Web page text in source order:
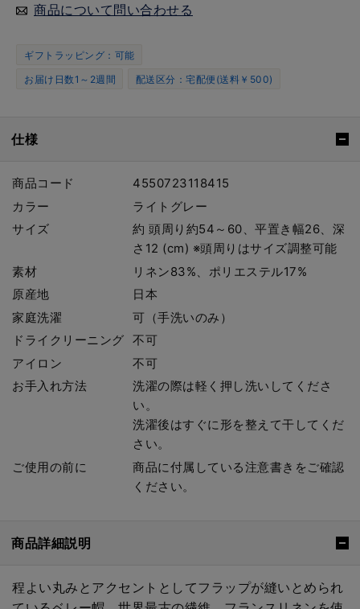
商品について問い合わせる
ギフトラッピング：可能
お届け日数1～2週間
配送区分：宅配便(送料￥500)
仕様
商品コード
4550723118415
カラー
ライトグレー
サイズ
約 頭周り約54～60、平置き幅26、深
さ12 (cm) ※頭周りはサイズ調整可能
素材
リネン83%、ポリエステル17%
原産地
日本
家庭洗濯
可（手洗いのみ）
ドライクリーニング
不可
アイロン
不可
お手入れ方法
洗濯の際は軽く押し洗いしてくださ
い。
洗濯後はすぐに形を整えて干してくだ
さい。
ご使用の前に
商品に付属している注意書きをご確認
ください。
商品詳細説明
程よい丸みとアクセントとしてフラップが縫いとめられ